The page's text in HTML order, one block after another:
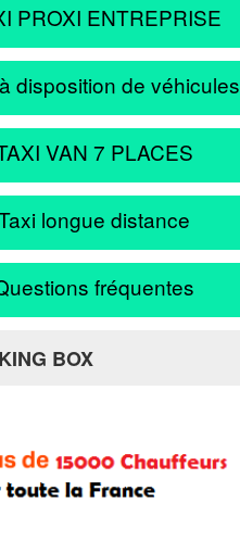
PROXI ENTREPRISE
disposition de véhicules
VAN 7 PLACES
longue distance
fréquentes
BOX